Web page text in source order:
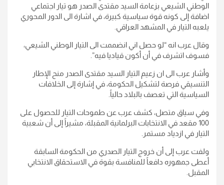
الوطني الشيعي بزعامة السيد مقتدى الصدر هو تيار اجتماعي
اضافة إلى كونه قوة سياسية كبيرة، في اشارة الى الدور المحوري
يلعبه التيار في المشهد العراقي.
وقال عرب انه “لو حصل اني انضممت الى التيار الوطني الشيعي،
فسوف اتشرف في أن أكون قياديا فيه”.
وأشار عرب الى ان زعيم التيار السيد مقتدى الصدر منح الإطار
التنسيقي فرصة لتشكيل الحكومة، في إشارة إلى الخلافات
السياسية التي تعصف بالبلاد حالياً.
وفي سياق متصل، كشف عرب عن طموحات التيار للحصول على
100 مقعد في الانتخابات البرلمانية المقبلة، مشيراً إلى أن شعبية
التيار في ازدياد مستمر.
ولفت عرب إلى أن خروج التيار الصدري من الحكومة السابقة
أعطى جمهوره دافعاً للمنافسة بقوة في الاستحقاق الانتخابي
المقبل.